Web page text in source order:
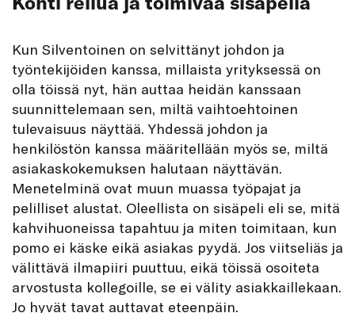
Kun Silventoinen on selvittänyt johdon ja
työntekijöiden kanssa, millaista yrityksessä on
olla töissä nyt, hän auttaa heidän kanssaan
suunnittelemaan sen, miltä vaihtoehtoinen
tulevaisuus näyttää. Yhdessä johdon ja
henkilöstön kanssa määritellään myös se, miltä
asiakaskokemuksen halutaan näyttävän.
Menetelminä ovat muun muassa työpajat ja
pelilliset alustat. Oleellista on sisäpeli eli se, mitä
kahvihuoneissa tapahtuu ja miten toimitaan, kun
pomo ei käske eikä asiakas pyydä. Jos viitseliäs ja
välittävä ilmapiiri puuttuu, eikä töissä osoiteta
arvostusta kollegoille, se ei välity asiakkaillekaan.
Jo hyvät tavat auttavat eteenpäin.